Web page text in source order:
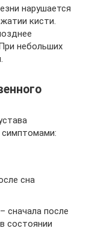
нарушается
кисти.
небольших
симптомами:
сна
сначала после
состоянии